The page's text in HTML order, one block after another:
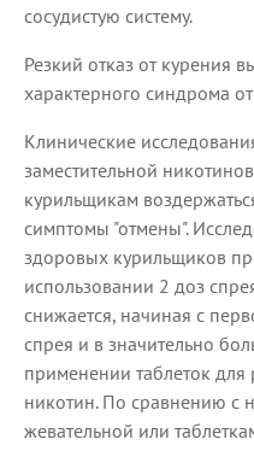
сосудистую систему.
Резкий отказ от курения
характерного синдрома
Клинические
заместительной
курильщикам
симптомы "отмены".
здоровых курильщиков
использовании 2 доз
снижается, начиная с
спрея и в значительно
применении таблеток
никотин. По сравнению с
жевательной или